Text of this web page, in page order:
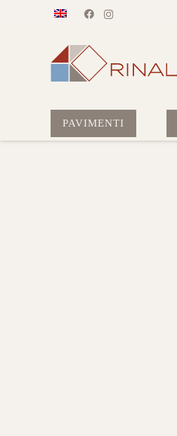
PAVIMENTI